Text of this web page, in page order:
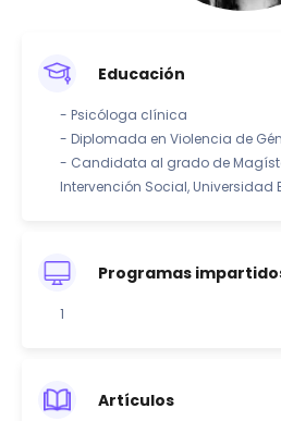
Educación
- Psicóloga clínica
- Diplomada en Violencia de
- Candidata al grado de
Intervención Social, Universidad
Programas
1
Artículos